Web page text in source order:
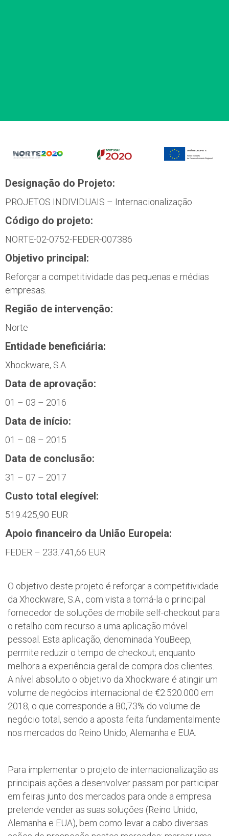
Designação do Projeto:
PROJETOS INDIVIDUAIS – Internacionalização
Código do projeto:
NORTE-02-0752-FEDER-007386
Objetivo principal:
Reforçar a competitividade das pequenas e médias
empresas.
Região de intervenção:
Norte
Entidade beneficiária:
Xhockware, S.A.
Data de aprovação:
01 – 03 – 2016
Data de início:
01 – 08 – 2015
Data de conclusão:
31 – 07 – 2017
Custo total elegível:
519.425,90 EUR
Apoio financeiro da União Europeia:
FEDER – 233.741,66 EUR
O objetivo deste projeto é reforçar a competitividade
da Xhockware, S.A., com vista a torná-la o principal
fornecedor de soluções de mobile self-checkout para
o retalho com recurso a uma aplicação móvel
pessoal. Esta aplicação, denominada YouBeep,
permite reduzir o tempo de checkout; enquanto
melhora a experiência geral de compra dos clientes.
A nível absoluto o objetivo da Xhockware é atingir um
volume de negócios internacional de €2.520.000 em
2018, o que corresponde a 80,73% do volume de
negócio total, sendo a aposta feita fundamentalmente
nos mercados do Reino Unido, Alemanha e EUA.
Para implementar o projeto de internacionalização as
principais ações a desenvolver passam por participar
em feiras junto dos mercados para onde a empresa
pretende vender as suas soluções (Reino Unido,
Alemanha e EUA), bem como levar a cabo diversas